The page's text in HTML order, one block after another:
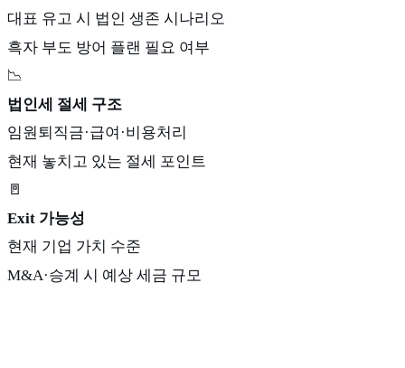
대표 유고 시 법인 생존 시나리오
흑자 부도 방어 플랜 필요 여부
📉
법인세 절세 구조
임원퇴직금·급여·비용처리
현재 놓치고 있는 절세 포인트
🚪
Exit 가능성
현재 기업 가치 수준
M&A·승계 시 예상 세금 규모